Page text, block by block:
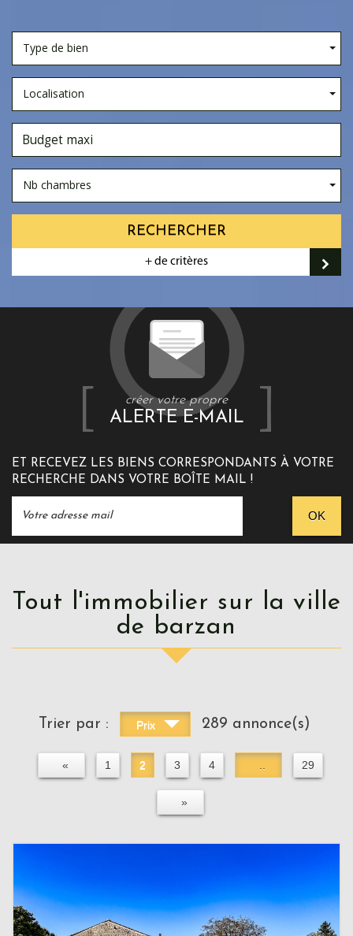
Type de bien
Localisation
Nb chambres
RECHERCHER
+ de critères
créer votre propre
ALERTE E-MAIL
ET RECEVEZ LES BIENS CORRESPONDANTS À VOTRE
RECHERCHE DANS VOTRE BOÎTE MAIL !
OK
Tout l'immobilier sur la ville
de barzan
Trier par : Prix 289 annonce(s)
« 1 2 3 4 .. 29
»